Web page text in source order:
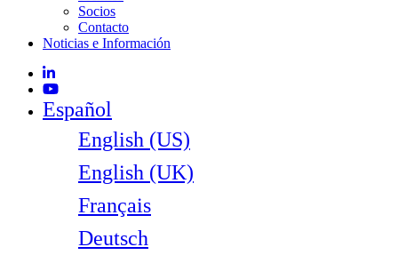
Socios
Contacto
Noticias e Información
Español
English (US)
English (UK)
Français
Deutsch